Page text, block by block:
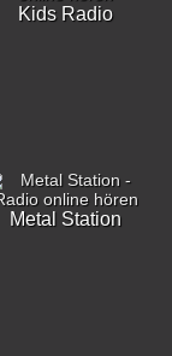
Kids Radio
Metal Station